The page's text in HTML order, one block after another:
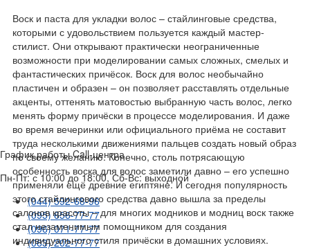
Воск и паста для укладки волос – стайлинговые средства,
которыми с удовольствием пользуется каждый мастер-
стилист. Они открывают практически неограниченные
возможности при моделировании самых сложных, смелых и
фантастических причёсок. Воск для волос необычайно
пластичен и образен – он позволяет расставлять отдельные
акценты, оттенять матовостью выбранную часть волос, легко
менять форму причёски в процессе моделирования. И даже
во время вечеринки или официального приёма не составит
труда несколькими движениями пальцев создать новый образ
по своему желанию. Конечно, столь потрясающую
особенность воска для волос заметили давно – его успешно
применяли ещё древние египтяне. И сегодня популярность
этого стайлингового средства давно вышла за пределы
салонов красоты – для многих модников и модниц воск также
стал незаменимым помощником для создания
индивидуального стиля причёски в домашних условиях.
График работы Call-центра
Пн-Пт: с 10:00 до 18:00, Сб-Вс: выходной
(044) 592-68-96
(095) 656-77-77
(096) 071-77-77
(063) 202-77-77